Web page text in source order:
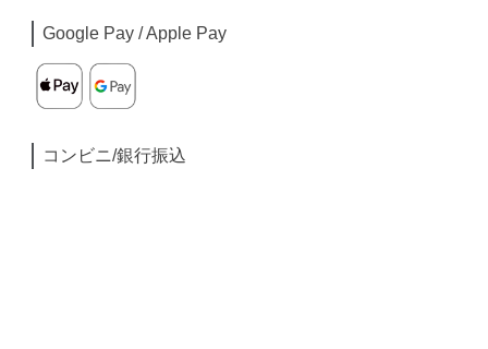
Google Pay / Apple Pay
コンビニ/銀行振込